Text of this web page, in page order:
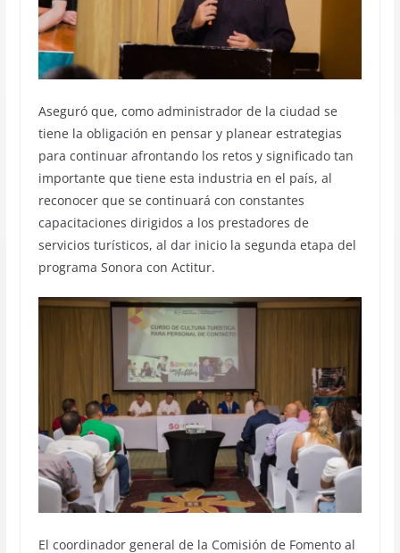
Aseguró que, como administrador de la ciudad se
tiene la obligación en pensar y planear estrategias
para continuar afrontando los retos y significado tan
importante que tiene esta industria en el país, al
reconocer que se continuará con constantes
capacitaciones dirigidos a los prestadores de
servicios turísticos, al dar inicio la segunda etapa del
programa Sonora con Actitur.
El coordinador general de la Comisión de Fomento al